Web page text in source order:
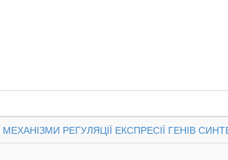
РЕГУЛЯЦІЇ ЕКСПРЕСІЇ ГЕНІВ